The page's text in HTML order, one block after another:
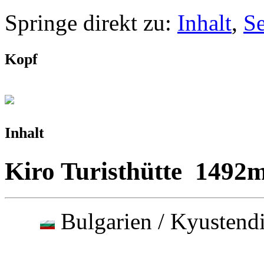
Springe direkt zu: Inhalt,
Kopf
Inhalt
Kiro Turisthütte
Bulgarien /